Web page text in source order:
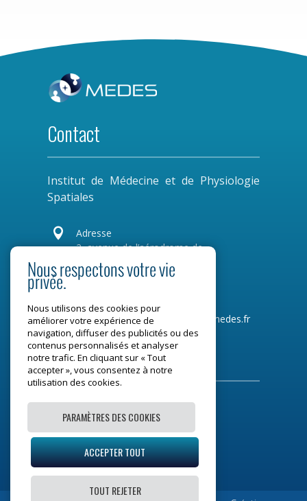
Contact
Institut de Médecine et de Physiologie
Spatiales

Adresse
2, avenue de l’aérodrome de
Montaudran
CS 77720
Tel :05 34 31 96 00Mail : contact@medes.fr
Restons connectés
Mentions légales
Plan du site
Nous respectons votre vie
privée.
Nous utilisons des cookies pour
améliorer votre expérience de
navigation, diffuser des publicités ou des
contenus personnalisés et analyser
notre trafic. En cliquant sur « Tout
accepter », vous consentez à notre
utilisation des cookies.
PARAMÈTRES DES COOKIES
ACCEPTER TOUT
TOUT REJETER